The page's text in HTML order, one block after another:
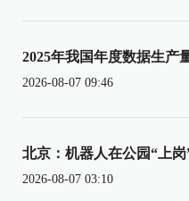
2025年我国年度数据生产
2026-08-07 09:46
北京：机器人在公园“上岗
2026-08-07 03:10